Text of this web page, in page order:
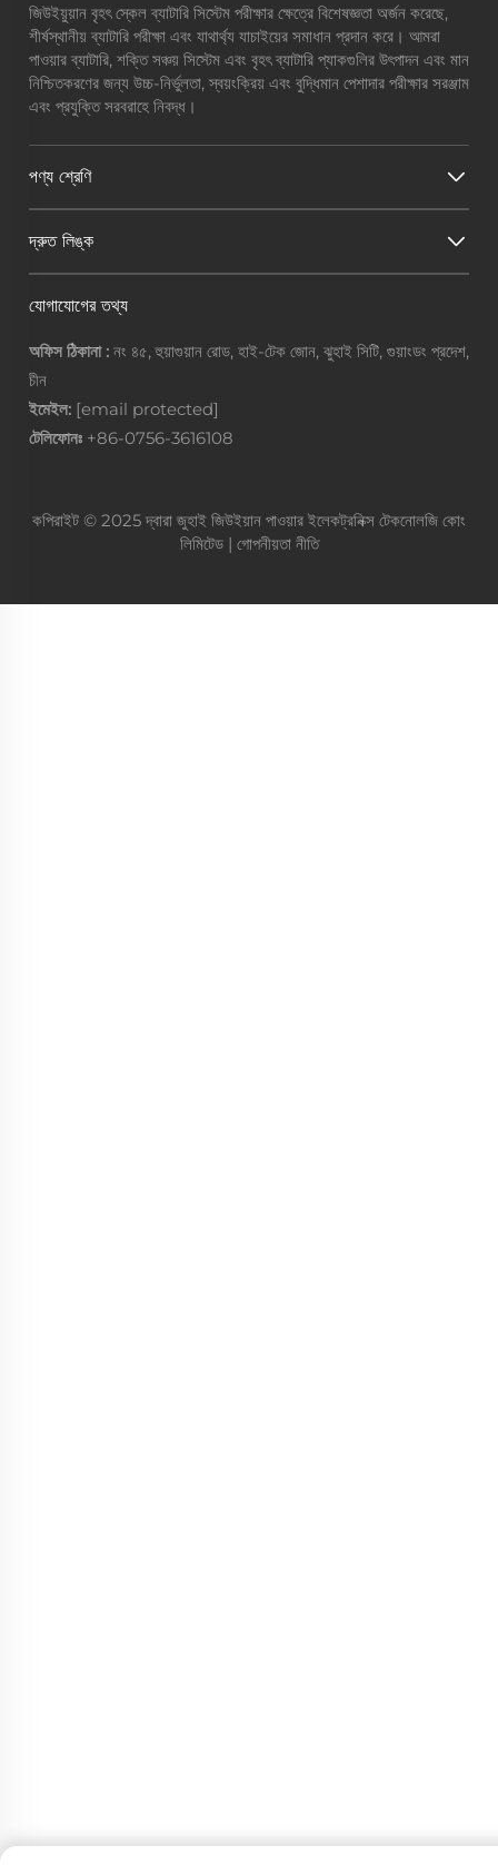
জিউইয়ুয়ান বৃহৎ স্কেল ব্যাটারি সিস্টেম পরীক্ষার ক্ষেত্রে বিশেষজ্ঞতা অর্জন করেছে,
শীর্ষস্থানীয় ব্যাটারি পরীক্ষা এবং যাথার্থ্য যাচাইয়ের সমাধান প্রদান করে। আমরা
পাওয়ার ব্যাটারি, শক্তি সঞ্চয় সিস্টেম এবং বৃহৎ ব্যাটারি প্যাকগুলির উৎপাদন এবং মান
নিশ্চিতকরণের জন্য উচ্চ-নির্ভুলতা, স্বয়ংক্রিয় এবং বুদ্ধিমান পেশাদার পরীক্ষার সরঞ্জাম
এবং প্রযুক্তি সরবরাহে নিবদ্ধ।
পণ্য শ্রেণি
দ্রুত লিঙ্ক
যোগাযোগের তথ্য
অফিস ঠিকানা : নং ৪৫, হুয়াগুয়ান রোড, হাই-টেক জোন, ঝুহাই সিটি, গুয়াংডং প্রদেশ,
চীন
ইমেইল: [email protected]
টেলিফোনঃ +86-0756-3616108
কপিরাইট © 2025 দ্বারা জুহাই জিউইয়ান পাওয়ার ইলেকট্রনিক্স টেকনোলজি কোং
লিমিটেড | গোপনীয়তা নীতি